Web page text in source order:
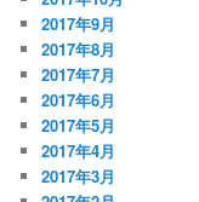
2017年9月
2017年8月
2017年7月
2017年6月
2017年5月
2017年4月
2017年3月